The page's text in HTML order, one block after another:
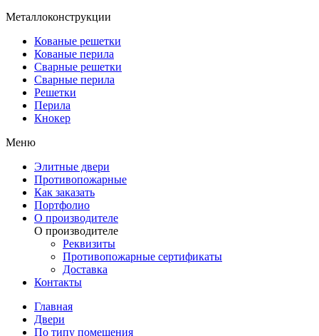
Металлоконструкции
Кованые решетки
Кованые перила
Сварные решетки
Сварные перила
Решетки
Перила
Кнокер
Меню
Элитные двери
Противопожарные
Как заказать
Портфолио
О производителе
О производителе
Реквизиты
Противопожарные сертификаты
Доставка
Контакты
Главная
Двери
По типу помещения